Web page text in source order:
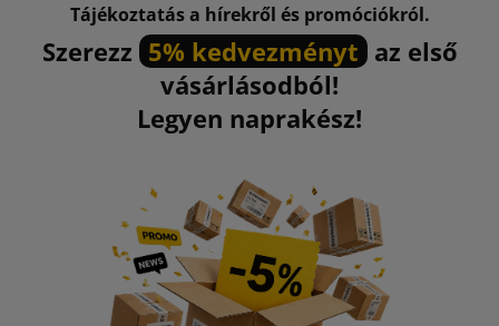
Tájékoztatás a hírekről és promóciókról.
Szerezz 5% kedvezményt az első
vásárlásodból!
Legyen naprakész!